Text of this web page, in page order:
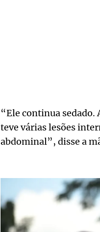
“Ele continua sedado.
teve várias lesões
abdominal”, disse a